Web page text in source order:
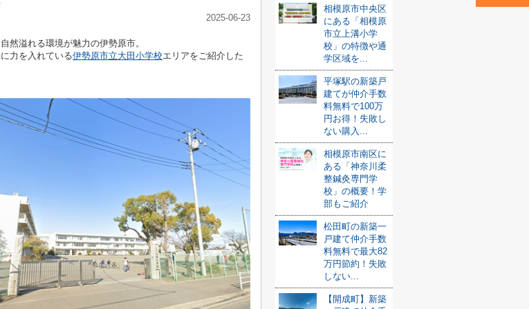
2025-06-23
然溢れる環境が魅力の伊勢原市。
力を入れている伊勢原市立大田小学校エリアをご紹介した
相模原市中央区
にある「相模原
市立上溝小学
校」の特徴や通
学区域を...
平塚駅の新築戸
建てが仲介手数
料無料で100万
円お得！失敗し
ない購入...
相模原市南区に
ある「神奈川柔
整鍼灸専門学
校」の概要！学
部もご紹介
松田町の新築一
戸建て仲介手数
料無料で最大82
万円節約！失敗
しない...
【開成町】新築